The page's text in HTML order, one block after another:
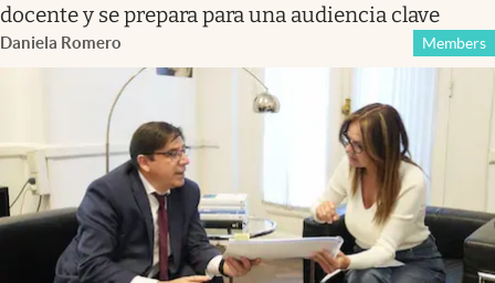
docente y se prepara para una audiencia clave
Daniela Romero Members